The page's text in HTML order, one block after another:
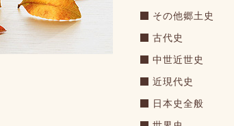
その他郷土史
古代史
中世近世史
近現代史
日本史全般